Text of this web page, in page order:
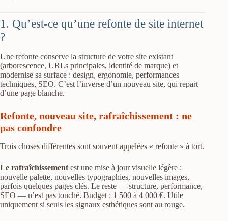
1. Qu’est-ce qu’une refonte de site internet
?
Une refonte conserve la structure de votre site existant
(arborescence, URLs principales, identité de marque) et
modernise sa surface : design, ergonomie, performances
techniques, SEO. C’est l’inverse d’un nouveau site, qui repart
d’une page blanche.
Refonte, nouveau site, rafraîchissement : ne
pas confondre
Trois choses différentes sont souvent appelées « refonte » à tort.
Le rafraîchissement est une mise à jour visuelle légère :
nouvelle palette, nouvelles typographies, nouvelles images,
parfois quelques pages clés. Le reste — structure, performance,
SEO — n’est pas touché. Budget : 1 500 à 4 000 €. Utile
uniquement si seuls les signaux esthétiques sont au rouge.